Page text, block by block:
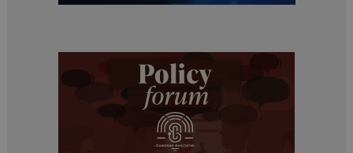
I cookie necessari contribuiscono a rendere fruibile il
sito web abilitandone funzionalità di base quali la
navigazione sulle pagine e l'accesso alle aree
protette del sito. Il sito web non è in grado di
funzionare correttamente senza questi cookie.
FORNITORE / DOMINIO